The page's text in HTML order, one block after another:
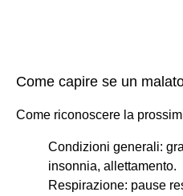
Come capire se un
Come riconoscere la
Condizioni generali:
insonnia, allettamento.
Respirazione: pause